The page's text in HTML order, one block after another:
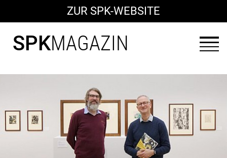
ZUR SPK-WEBSITE
SPKMAGAZIN